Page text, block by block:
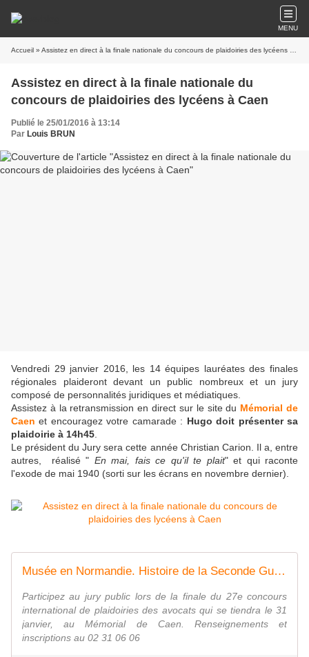
MENU
Accueil » Assistez en direct à la finale nationale du concours de plaidoiries des lycéens à Caen
Assistez en direct à la finale nationale du
concours de plaidoiries des lycéens à Caen
Publié le 25/01/2016 à 13:14
Par Louis BRUN
Vendredi 29 janvier 2016, les 14 équipes lauréates des finales
régionales plaideront devant un public nombreux et un jury
composé de personnalités juridiques et médiatiques.
Assistez à la retransmission en direct sur le site du Mémorial de
Caen et encouragez votre camarade : Hugo doit présenter sa
plaidoirie à 14h45
Le président du Jury sera cette année Christian Carion. Il a, entre
autres, réalisé " En mai, fais ce qu'il te plait" et qui raconte
l'exode de mai 1940 (sorti sur les écrans en novembre dernier).
Musée en Normandie. Histoire de la Seconde Guerre mondiale. Tourisme. Mémorial de Caen
Participez au jury public lors de la finale du 27e concours
international de plaidoiries des avocats qui se tiendra le 31
janvier, au Mémorial de Caen. Renseignements et
inscriptions au 02 31 06 06